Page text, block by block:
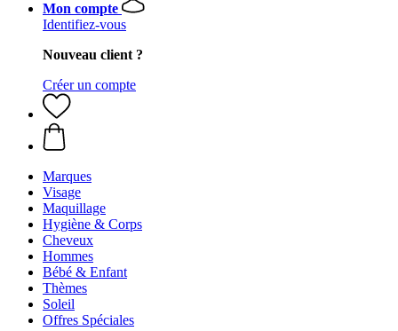
Mon compte
Identifiez-vous
Nouveau client ?
Créer un compte
Marques
Visage
Maquillage
Hygiène & Corps
Cheveux
Hommes
Bébé & Enfant
Thèmes
Soleil
Offres Spéciales